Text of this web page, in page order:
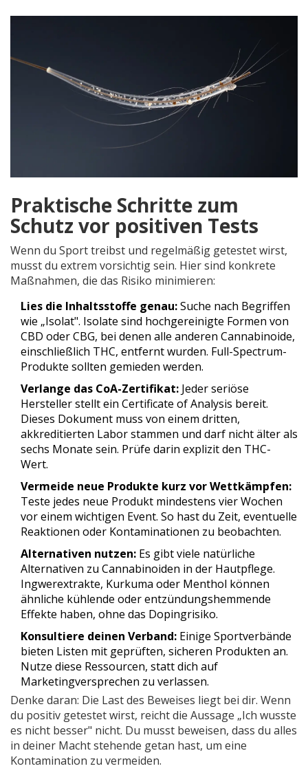
Praktische Schritte zum
Schutz vor positiven Tests
Wenn du Sport treibst und regelmäßig getestet wirst,
musst du extrem vorsichtig sein. Hier sind konkrete
Maßnahmen, die das Risiko minimieren:
Lies die Inhaltsstoffe genau:Suche nach Begriffen
wie „Isolat". Isolate sind hochgereinigte Formen von
CBD oder CBG, bei denen alle anderen Cannabinoide,
einschließlich THC, entfernt wurden. Full-Spectrum-
Produkte sollten gemieden werden.
Verlange das CoA-Zertifikat: Jeder seriöse
Hersteller stellt ein Certificate of Analysis bereit.
Dieses Dokument muss von einem dritten,
akkreditierten Labor stammen und darf nicht älter als
sechs Monate sein. Prüfe darin explizit den THC-
Wert.
Vermeide neue Produkte kurz vor Wettkämpfen:
Teste jedes neue Produkt mindestens vier Wochen
vor einem wichtigen Event. So hast du Zeit, eventuelle
Reaktionen oder Kontaminationen zu beobachten.
Alternativen nutzen: Es gibt viele natürliche
Alternativen zu Cannabinoiden in der Hautpflege.
Ingwerextrakte, Kurkuma oder Menthol können
ähnliche kühlende oder entzündungshemmende
Effekte haben, ohne das Dopingrisiko.
Konsultiere deinen Verband: Einige Sportverbände
bieten Listen mit geprüften, sicheren Produkten an.
Nutze diese Ressourcen, statt dich auf
Marketingversprechen zu verlassen.
Denke daran: Die Last des Beweises liegt bei dir. Wenn
du positiv getestet wirst, reicht die Aussage „Ich wusste
es nicht besser" nicht. Du musst beweisen, dass du alles
in deiner Macht stehende getan hast, um eine
Kontamination zu vermeiden.